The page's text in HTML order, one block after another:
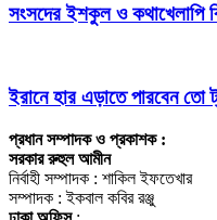
সংসদের ইশকুল ও কথাখেলাপি
ইরানে হার এড়াতে পারবেন তো
প্রধান সম্পাদক ও প্রকাশক :
সরকার রুহুল আমীন
নির্বাহী সম্পাদক : শাকিল ইফতেখার
সম্পাদক : ইকবাল কবির রঞ্জু